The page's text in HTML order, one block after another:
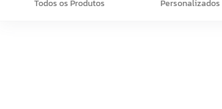
Todos os Produtos Personalizados